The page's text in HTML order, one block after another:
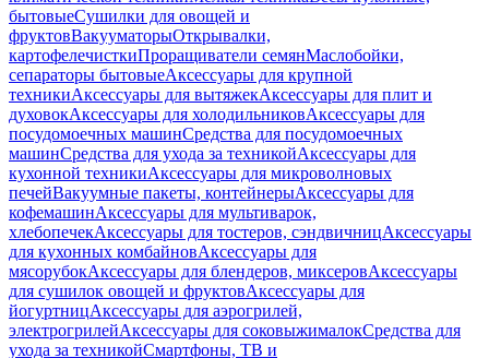
бытовыеСушилки для овощей и
фруктовВакууматорыОткрывалки,
картофелечисткиПроращиватели семянМаслобойки,
сепараторы бытовыеАксессуары для крупной
техникиАксессуары для вытяжекАксессуары для плит и
духовокАксессуары для холодильниковАксессуары для
посудомоечных машинСредства для посудомоечных
машинСредства для ухода за техникойАксессуары для
кухонной техникиАксессуары для микроволновых
печейВакуумные пакеты, контейнерыАксессуары для
кофемашинАксессуары для мультиварок,
хлебопечекАксессуары для тостеров, сэндвичницАксессуары
для кухонных комбайновАксессуары для
мясорубокАксессуары для блендеров, миксеровАксессуары
для сушилок овощей и фруктовАксессуары для
йогуртницАксессуары для аэрогрилей,
электрогрилейАксессуары для соковыжималокСредства для
ухода за техникойСмартфоны, ТВ и